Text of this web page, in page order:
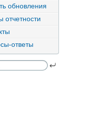
обновления
отчетности
ответы